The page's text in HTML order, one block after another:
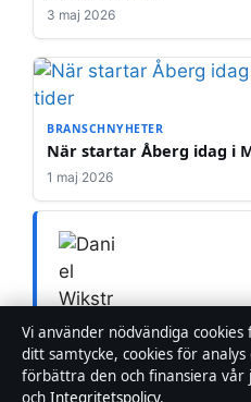
3 maj 2026
BRANSCHNYHETER
När startar Åberg idag i
1 maj 2026
Daniel Wikström
REDAKTIONSMEDARBETARE
Vi använder nödvändiga
ditt samtycke, cookies för
förbättra den och finansiera vår
och Integritetspolicy.